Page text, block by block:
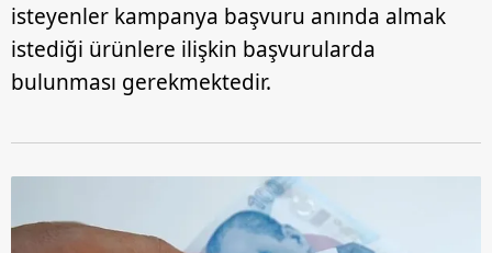
isteyenler kampanya başvuru anında almak
istediği ürünlere ilişkin başvurularda
bulunması gerekmektedir.